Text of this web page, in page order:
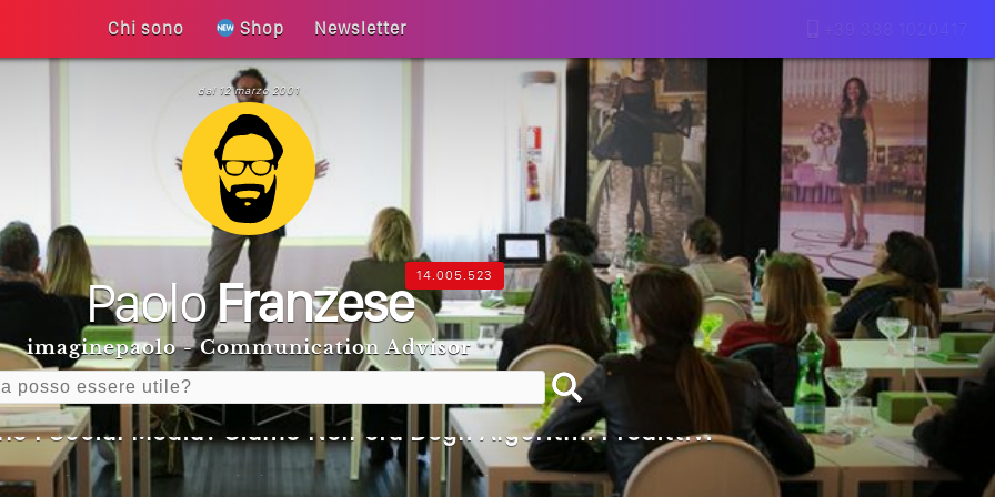
Chi sono Shop Newsletter
dal 12 marzo 2001
14.005.523
PaoloFranzese
imaginepaolo - Communication Advisor
La Tua Vita Non Cambia? La Trappola Della Motivazione…
Diventa Speranza: Il Quarto Memorial Carmine Franzese
Un Articolo Per Il Blog? Uno Che Leggeranno Davvero
Generative Experience (SGE)? Il Declino Della Vecchia SEO
I Social Media? Siamo Nell’era Degli Algoritmi Predittivi
Azienda? Lo Decidi Adesso Con I Social Media, L’AI E I Contenuti…
Non Basta Più? Contenuti Di Valore O Solo Rumore…